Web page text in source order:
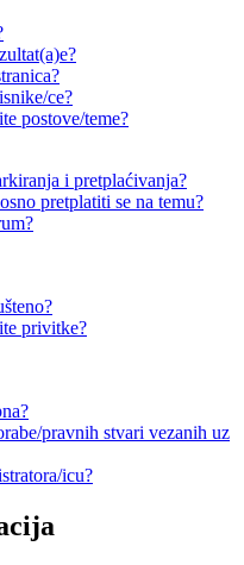
ce?
postove/teme?
i pretplaćivanja?
pretplatiti se na temu?
privitke?
pravnih stvari vezanih uz
icu?